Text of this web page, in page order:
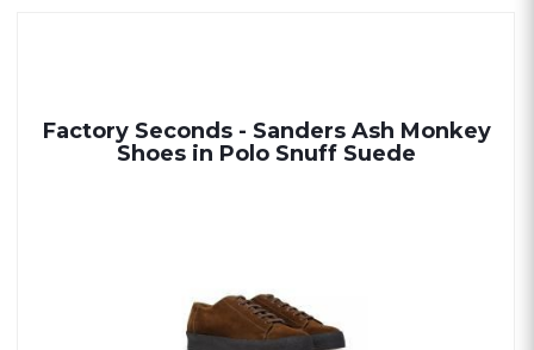
Factory Seconds - Sanders Ash Monkey
Shoes in Polo Snuff Suede